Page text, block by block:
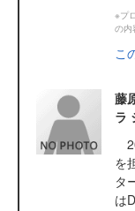
※プ
の内
こ
藤
ラ
を
タ
は